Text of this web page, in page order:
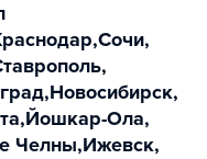
,Сочи,
,
,Новосибирск,
,Йошкар-Ола,
Челны,Ижевск,